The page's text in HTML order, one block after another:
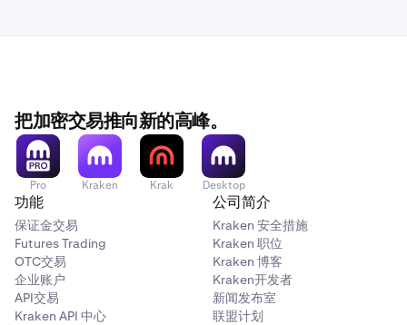
把加密交易推向新的高峰。
Pro Kraken Krak Desktop
功能
保证金交易
Futures Trading
OTC交易
企业账户
API交易
Kraken API 中心
公司简介
Kraken 安全措施
Kraken 职位
Kraken 博客
Kraken开发者
新闻发布室
联盟计划